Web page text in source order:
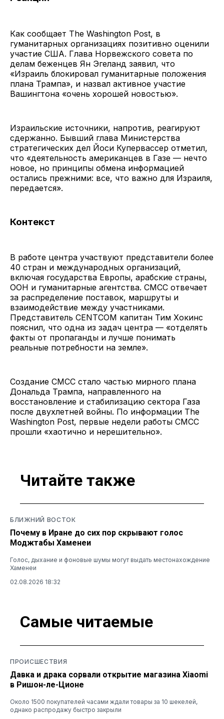
Как сообщает The Washington Post, в
гуманитарных организациях позитивно оценили
участие США. Глава Норвежского совета по
делам беженцев Ян Эгеланд заявил, что
«Израиль блокировал гуманитарные положения
плана Трампа», и назвал активное участие
Вашингтона «очень хорошей новостью».
Израильские источники, напротив, реагируют
сдержанно. Бывший глава Министерства
стратегических дел Йоси Купервассер отметил,
что «деятельность американцев в Газе — нечто
новое, но принципы обмена информацией
остались прежними: все, что важно для Израиля,
передается».
Контекст
В работе центра участвуют представители более
40 стран и международных организаций,
включая государства Европы, арабские страны,
ООН и гуманитарные агентства. CMCC отвечает
за распределение поставок, маршруты и
взаимодействие между участниками.
Представитель CENTCOM капитан Тим Хокинс
пояснил, что одна из задач центра — «отделять
факты от пропаганды и лучше понимать
реальные потребности на земле».
Создание CMCC стало частью мирного плана
Дональда Трампа, направленного на
восстановление и стабилизацию сектора Газа
после двухлетней войны. По информации The
Washington Post, первые недели работы CMCC
прошли «хаотично и нерешительно».
Читайте также
БЛИЖНИЙ ВОСТОК
Почему в Иране до сих пор скрывают голос
Моджтабы Хаменеи
Голос, дыхание и фоновые шумы могут выдать местонахождение
Хаменеи
02.08.2026 18:32
Самые читаемые
ПРОИСШЕСТВИЯ
Давка и драка сорвали открытие магазина Xiaomi
в Ришон-ле-Ционе
Около 1500 покупателей часами ждали товары за 10 шекелей,
однако распродажу быстро закрыли